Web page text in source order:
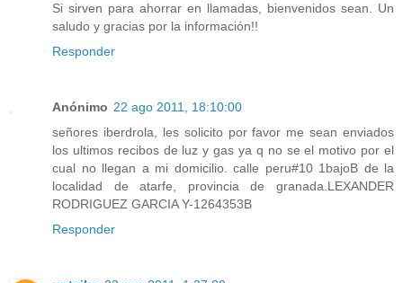
Si sirven para ahorrar en llamadas, bienvenidos sean. Un
saludo y gracias por la información!!
Responder
Anónimo 22 ago 2011, 18:10:00
señores iberdrola, les solicito por favor me sean enviados
los ultimos recibos de luz y gas ya q no se el motivo por el
cual no llegan a mi domicilio. calle peru#10 1bajoB de la
localidad de atarfe, provincia de granada.LEXANDER
RODRIGUEZ GARCIA Y-1264353B
Responder